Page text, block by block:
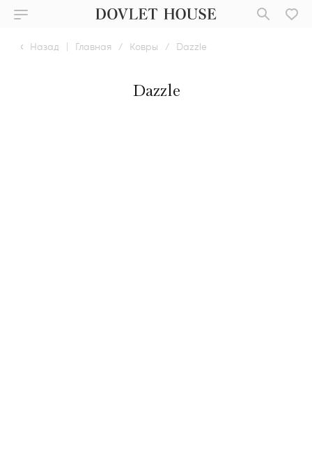
Назад | Главная / Ковры / Dazzle
Dazzle